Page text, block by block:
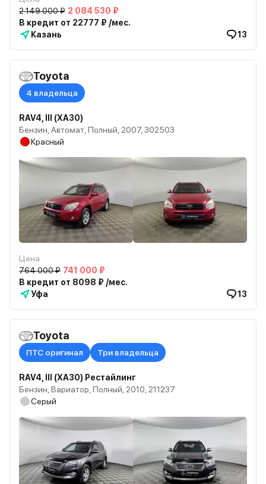
2 149 000 ₽ 2 084 530 ₽
В кредит от 22777 ₽ /мес.
Казань
13
Toyota
4 владельца
RAV4, III (XA30)
Бензин, Автомат, Полный, 2007, 302503
Красный
Цена
764 000 ₽ 741 000 ₽
В кредит от 8098 ₽ /мес.
Уфа
13
Toyota
ПТС оригинал Три владельца
RAV4, III (XA30) Рестайлинг
Бензин, Вариатор, Полный, 2010, 211237
Серый